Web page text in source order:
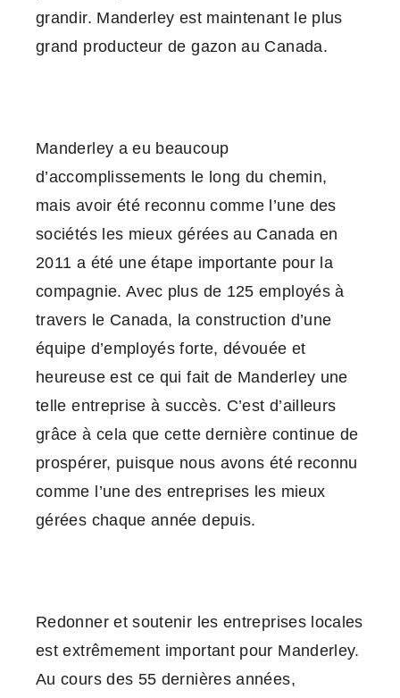
grandir. Manderley est maintenant le plus
grand producteur de gazon au Canada.
Manderley a eu beaucoup
d’accomplissements le long du chemin,
mais avoir été reconnu comme l’une des
sociétés les mieux gérées au Canada en
2011 a été une étape importante pour la
compagnie. Avec plus de 125 employés à
travers le Canada, la construction d’une
équipe d’employés forte, dévouée et
heureuse est ce qui fait de Manderley une
telle entreprise à succès. C’est d’ailleurs
grâce à cela que cette dernière continue de
prospérer, puisque nous avons été reconnu
comme l’une des entreprises les mieux
gérées chaque année depuis.
Redonner et soutenir les entreprises locales
est extrêmement important pour Manderley.
Au cours des 55 dernières années,